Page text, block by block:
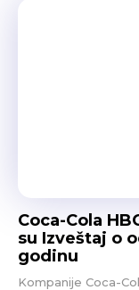
Coca-Cola
su Izveštaj o
godinu
Kompanije Coca-